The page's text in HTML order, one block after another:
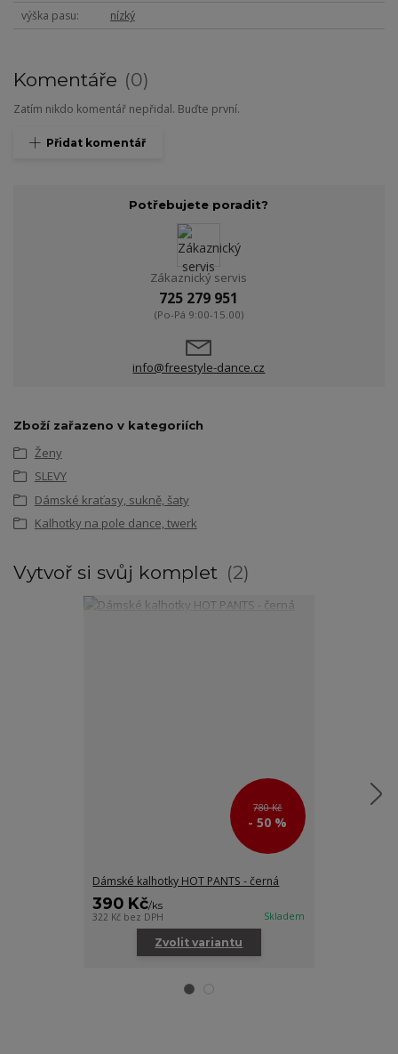
výška pasu nízký
Komentáře 0
Zatím nikdo komentář nepřidal. Buďte první.
Přidat komentář
Potřebujete poradit?
Zákaznický servis
725 279 951
(Po-Pá 9:00-15.00)
info@freestyle-dance.cz
Zboží zařazeno v kategoriích
Ženy
SLEVY
Dámské kraťasy, sukně, šaty
Kalhotky na pole dance, twerk
Vytvoř si svůj komplet 2
780 Kč
- 50 %
Dámské kalhotky HOT PANTS - černá
390 Kč/ks
322 Kč bez DPH Skladem
Zvolit variantu